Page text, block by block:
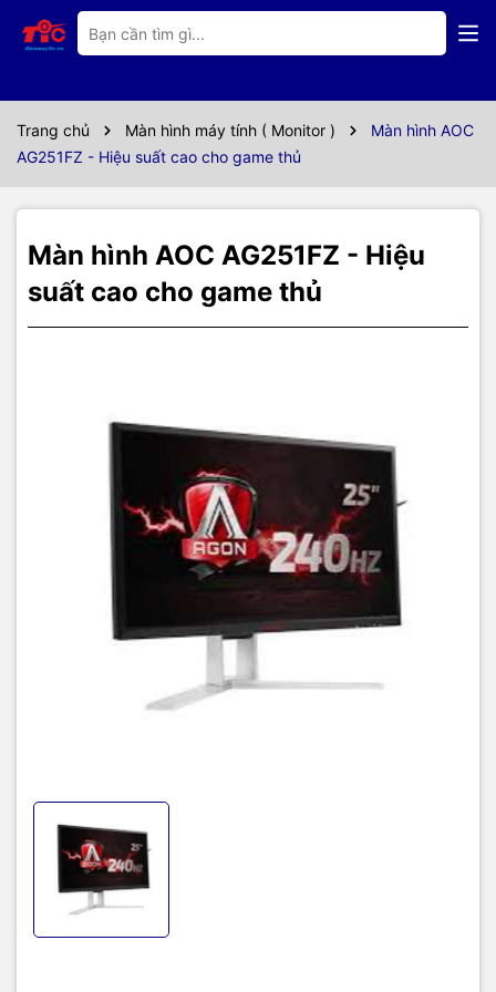
Trang chủ Màn hình máy tính ( Monitor )
Màn hình AOC
AG251FZ - Hiệu suất cao cho game thủ
Màn hình AOC AG251FZ - Hiệu
suất cao cho game thủ
Thông số kỹ thuật
Thông số kỹ thuật
Màn Hình
AOC AG251FZ
Model Name AG251FZ
543.744mm (H) x 302.616 (V)mm
400 cd/m²
1000:1
Độ phân giải
Màu hiển thị
Tín hiệu kết nối
vào